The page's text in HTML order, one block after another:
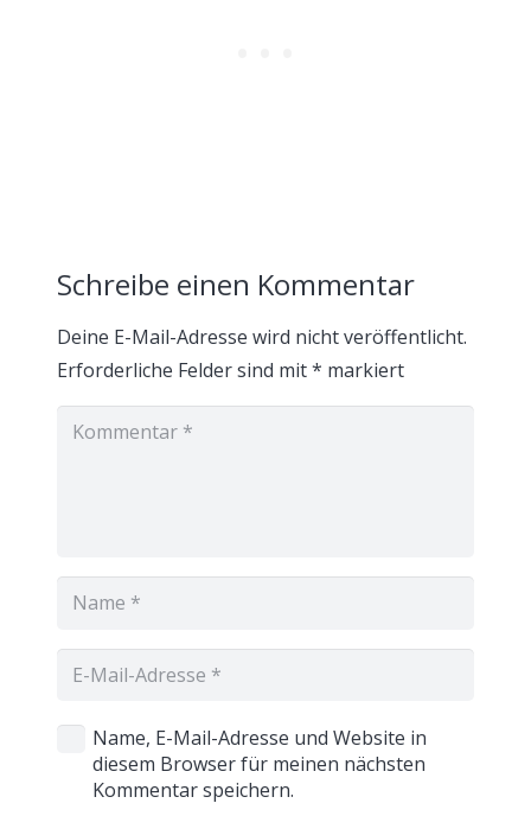
Schreibe einen Kommentar
Deine E-Mail-Adresse wird nicht veröffentlicht.
Erforderliche Felder sind mit* markiert
Name, E-Mail-Adresse und Website in
diesem Browser für meinen nächsten
Kommentar speichern.